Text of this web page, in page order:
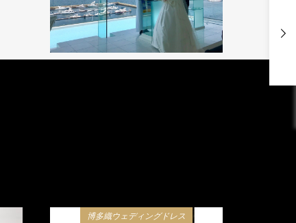
博多織ウェディングドレス